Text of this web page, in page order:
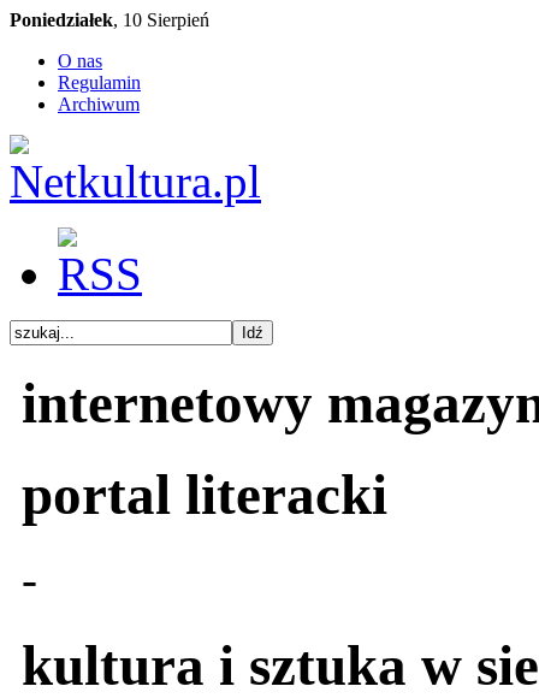
Poniedziałek, 10 Sierpień
O nas
Regulamin
Archiwum
internetowy
portal literacki
-
kultura i sztuka w